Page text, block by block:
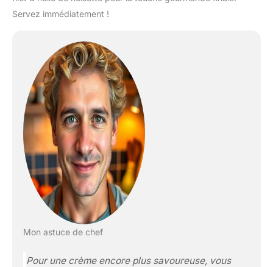
Servez immédiatement !
Mon astuce de chef
Pour une crème encore plus savoureuse, vous